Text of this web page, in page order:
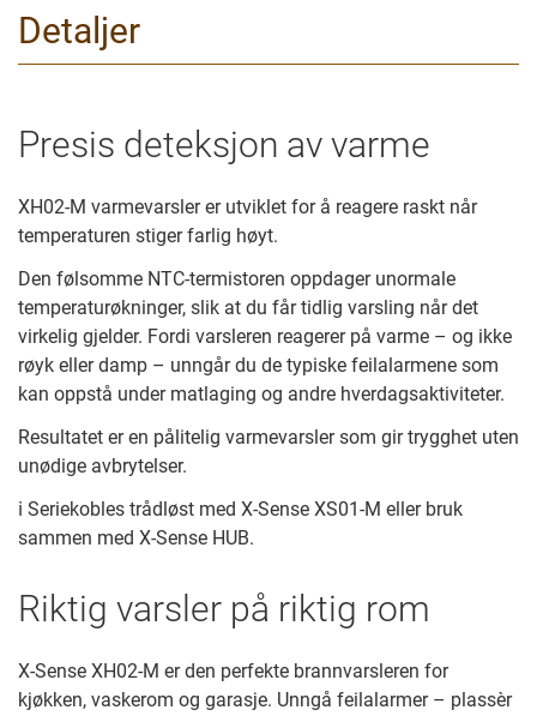
Detaljer
Presis deteksjon av varme
XH02-M varmevarsler er utviklet for å reagere raskt når
temperaturen stiger farlig høyt.
Den følsomme NTC-termistoren oppdager unormale
temperaturøkninger, slik at du får tidlig varsling når det
virkelig gjelder. Fordi varsleren reagerer på varme – og ikke
røyk eller damp – unngår du de typiske feilalarmene som
kan oppstå under matlaging og andre hverdagsaktiviteter.
Resultatet er en pålitelig varmevarsler som gir trygghet uten
unødige avbrytelser.
ℹ️ Seriekobles trådløst med X-Sense XS01-M eller bruk
sammen med X-Sense HUB.
Riktig varsler på riktig rom
X-Sense XH02-M er den perfekte brannvarsleren for
kjøkken, vaskerom og garasje. Unngå feilalarmer – plassèr